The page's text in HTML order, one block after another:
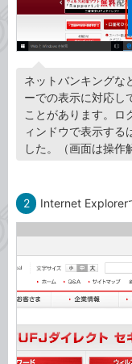
ネットバンキングな
ーでの表示に対応し
ことがあります。ロ
ィンドウで表示する
した。（画面は操作
2 Internet Explorer